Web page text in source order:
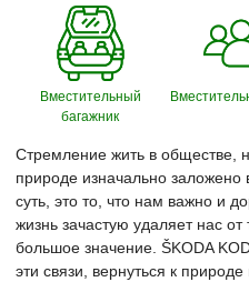
Вместительный
багажник
Стремление жить в обществе,
природе изначально
суть, это то, что нам важно и
жизнь зачастую удаляет нас
большое значение. ŠKODA
эти связи, вернуться к природе